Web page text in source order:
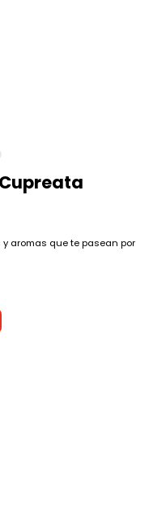
aromas que te pasean por